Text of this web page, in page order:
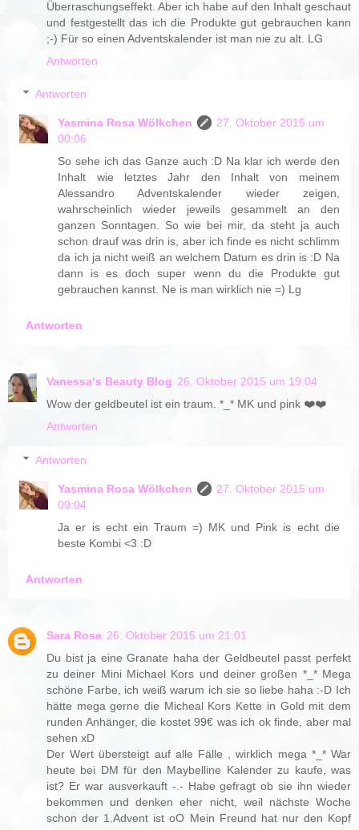
Überraschungseffekt. Aber ich habe auf den Inhalt geschaut
und festgestellt das ich die Produkte gut gebrauchen kann
;-) Für so einen Adventskalender ist man nie zu alt. LG
Antworten
Antworten
Yasmina Rosa Wölkchen
27. Oktober 2015 um
00:06
So sehe ich das Ganze auch :D Na klar ich werde den
Inhalt wie letztes Jahr den Inhalt von meinem
Alessandro Adventskalender wieder zeigen,
wahrscheinlich wieder jeweils gesammelt an den
ganzen Sonntagen. So wie bei mir, da steht ja auch
schon drauf was drin is, aber ich finde es nicht schlimm
da ich ja nicht weiß an welchem Datum es drin is :D Na
dann is es doch super wenn du die Produkte gut
gebrauchen kannst. Ne is man wirklich nie =) Lg
Antworten
Vanessa‘s Beauty Blog 26. Oktober 2015 um 19:04
Wow der geldbeutel ist ein traum. *_* MK und pink ❤️❤️
Antworten
Antworten
Yasmina Rosa Wölkchen
27. Oktober 2015 um
09:04
Ja er is echt ein Traum =) MK und Pink is echt die
beste Kombi <3 :D
Antworten
Sara Rose 26. Oktober 2015 um 21:01
Du bist ja eine Granate haha der Geldbeutel passt perfekt
zu deiner Mini Michael Kors und deiner großen *_* Mega
schöne Farbe, ich weiß warum ich sie so liebe haha :-D Ich
hätte mega gerne die Micheal Kors Kette in Gold mit dem
runden Anhänger, die kostet 99€ was ich ok finde, aber mal
sehen xD
Der Wert übersteigt auf alle Fälle , wirklich mega *_* War
heute bei DM für den Maybelline Kalender zu kaufe, was
ist? Er war ausverkauft -.- Habe gefragt ob sie ihn wieder
bekommen und denken eher nicht, weil nächste Woche
schon der 1.Advent ist oO Mein Freund hat nur den Kopf